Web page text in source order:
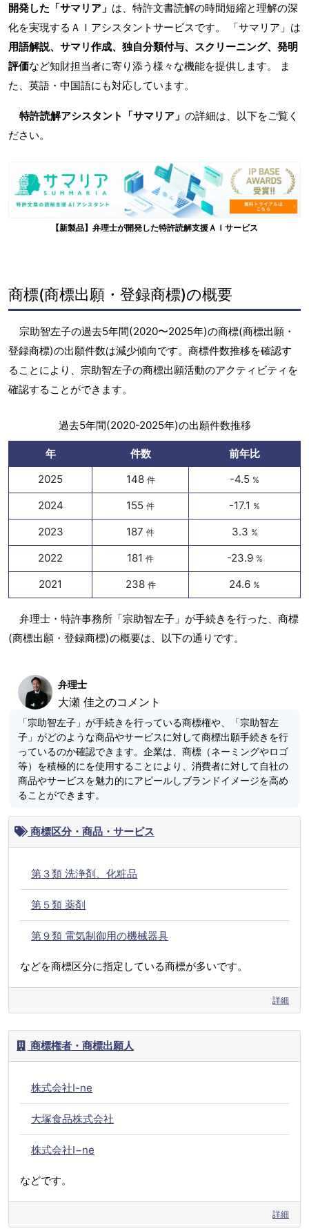
開発した「サマリア」 は、特許文書読解の時間短縮と理解の深
化を実現するＡＩアシスタントサービスです。 「サマリア」は
用語解説、サマリ作成、独自分類付与、スクリーニング、発明
評価など知財担当者に寄り添う様々な機能を提供します。 ま
た、英語・中国語にも対応しています。
特許読解アシスタント「サマリア」 の詳細は、以下をご覧く
ださい。
【新製品】弁理士が開発した特許読解支援ＡＩサービス
商標(商標出願・登録商標)の概要
宗助智左子の過去5年間(2020〜2025年)の商標(商標出願・
登録商標)の出願件数は減少傾向です。商標件数推移を確認す
ることにより、宗助智左子の商標出願活動のアクティビティを
確認することができます。
過去5年間(2020-2025年)の出願件数推移
年 件数
前年比
2025
148 件 -4.5 %
2024 155 件 -17.1 %
2023 187 件 3.3 %
2022 181 件 -23.9 %
2021 238 件 24.6 %
弁理士・特許事務所「宗助智左子」が手続きを行った、商標
(商標出願・登録商標)の概要は、以下の通りです。
弁理士
大瀬 佳之のコメント
「宗助智左子」が手続きを行っている商標権や、「宗助智左
子」がどのような商品やサービスに対して商標出願手続きを行
っているのか確認できます。企業は、商標（ネーミングやロゴ
等）を積極的にを使用することにより、消費者に対して自社の
商品やサービスを魅力的にアピールしブランドイメージを高め
ることができます。
商標区分・商品・サービス
第３類 洗浄剤、化粧品
第５類 薬剤
第９類 電気制御用の機械器具
などを商標区分に指定している商標が多いです。
詳細
商標権者・商標出願人
株式会社I-ne
大塚食品株式会社
株式会社I−ne
などです。
詳細